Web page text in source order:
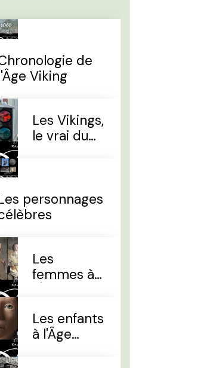
de
Viking
Les Vikings,
le vrai du
personnages
Les
femmes à
Les enfants
à l'Âge